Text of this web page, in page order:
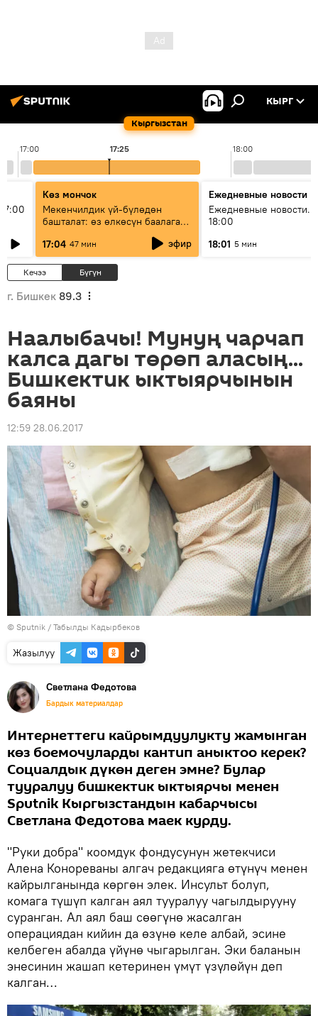
Кыргызстан
КЫРГ
17:00 18:00
17:25
Көз мончок
Мекенчилдик үй-бүлөдөн
башталат: өз өлкөсүн баалаган
муунду кантип тарбиялоо
керек?
17:04 47 мин эфир
Ежедневные новости
Ежедневные новости.
18:00
18:01 5 мин
Кечээ Бүгүн
г. Бишкек 89.3
Наалыбачы! Мунуң чарчап
калса дагы төрөп аласың...
Бишкектик ыктыярчынын
баяны
12:59 28.06.2017
© Sputnik / Табылды Кадырбеков
Жазылуу
Светлана Федотова
Бардык материалдар
Интернеттеги кайрымдуулукту жамынган
көз боемочуларды кантип аныктоо керек?
Социалдык дүкөн деген эмне? Булар
тууралуу бишкектик ыктыярчы менен
Sputnik Кыргызстандын кабарчысы
Светлана Федотова маек курду.
"Руки добра" коомдук фондусунун жетекчиси
Алена Конореваны алгач редакцияга өтүнүч менен
кайрылганында көргөн элек. Инсульт болуп,
комага түшүп калган аял тууралуу чагылдырууну
суранган. Ал аял баш сөөгүнө жасалган
операциядан кийин да өзүнө келе албай, эсине
келбеген абалда үйүнө чыгарылган. Эки баланын
энесинин жашап кетеринен үмүт үзүлөйүн деп
калган…